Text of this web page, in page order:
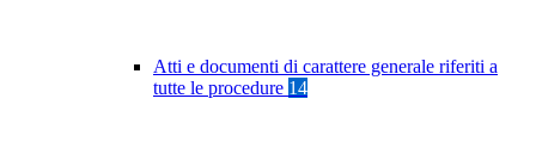
Atti e documenti di carattere generale riferiti a
tutte le procedure 14